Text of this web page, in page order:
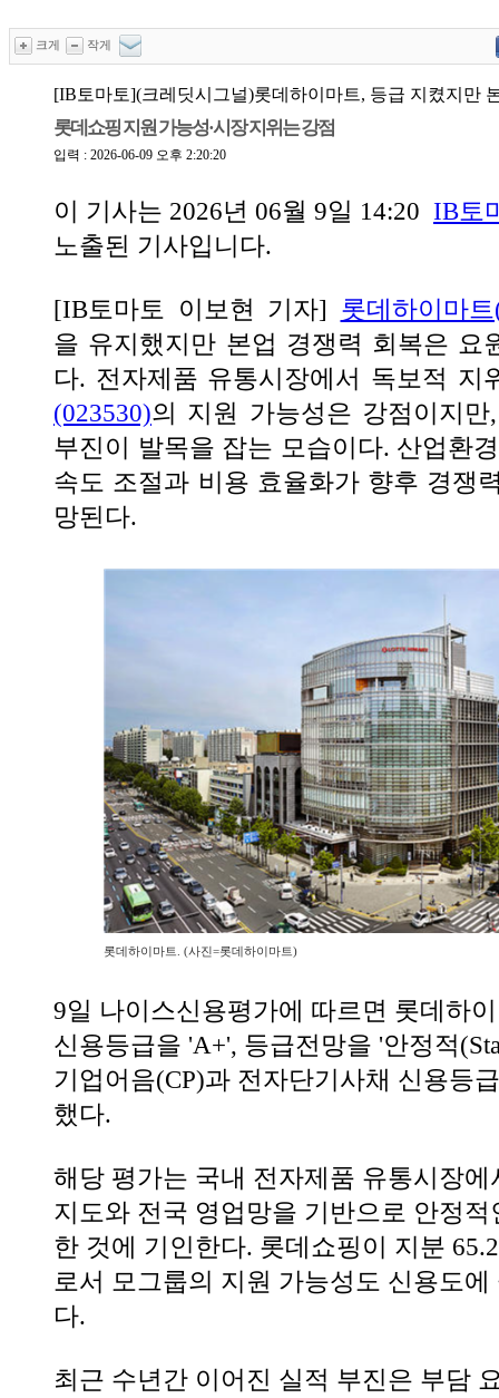
크게 작게
[IB토마토](크레딧시그널)롯데하이마트, 등급 지켰지만
롯데쇼핑 지원 가능성·시장 지위는 강점
입력 : 2026-06-09 오후 2:20:20
이 기사는 2026년 06월 9일 14:20 IB토
노출된 기사입니다.
[IB토마토 이보현 기자] 롯데하이마트
을 유지했지만 본업 경쟁력 회복은 요
다. 전자제품 유통시장에서 독보적 지
(023530)의 지원 가능성은 강점이지
부진이 발목을 잡는 모습이다. 산업환
속도 조절과 비용 효율화가 향후 경쟁
망된다.
롯데하이마트. (사진=롯데하이마트)
9일 나이스신용평가에 따르면 롯데하
신용등급을 'A+', 등급전망을 '안정적
기업어음(CP)과 전자단기사채 신용등
했다.
해당 평가는 국내 전자제품 유통시장
지도와 전국 영업망을 기반으로 안정
한 것에 기인한다. 롯데쇼핑이 지분
로서 모그룹의 지원 가능성도 신용도
다.
최근 수년간 이어진 실적 부진은 부담